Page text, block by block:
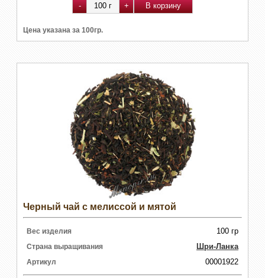
Цена указана за 100гр.
Черный чай с мелиссой и мятой
Вес изделия 100 гр
Страна выращивания Шри-Ланка
Артикул 00001922